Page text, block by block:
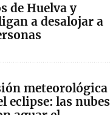
de Huelva y
a desalojar a
meteorológica
eclipse: las nubes